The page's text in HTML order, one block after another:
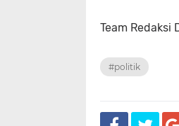
Team Redaksi
#politik